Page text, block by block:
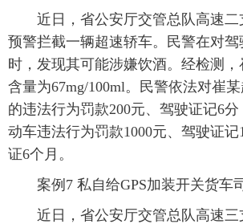
近日，省公安厅交管总队高速二
预警拦截一辆超速轿车。民警在对驾
时，发现其可能涉嫌饮酒。经检测
含量为67mg/100ml。民警依法对崔
的违法行为罚款200元、驾驶证记6
动车违法行为罚款1000元、驾驶证
证6个月。
案例7 私自给GPS加装开关货车
近日，省公安厅交管总队高速三